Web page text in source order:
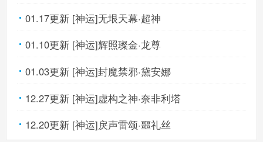
01.17更新 [神运]无垠天幕·超神
01.10更新 [神运]辉照璨金·龙尊
01.03更新 [神运]封魔禁邪·黛安娜
12.27更新 [神运]虚构之神·奈非利塔
12.20更新 [神运]戾声雷颂·噩礼丝